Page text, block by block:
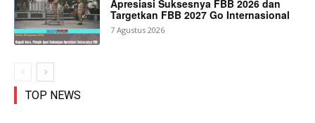
Apresiasi Suksesnya FBB 2026 dan
Targetkan FBB 2027 Go Internasional
7 Agustus 2026
TOP NEWS